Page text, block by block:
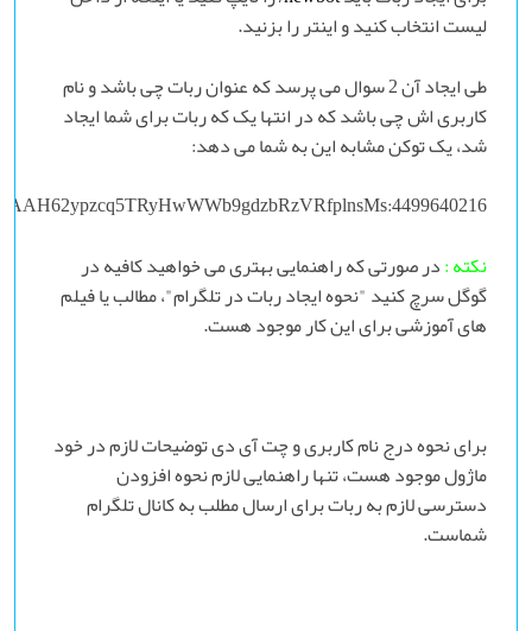
لیست انتخاب کنید و اینتر را بزنید.
طی ایجاد آن 2 سوال می پرسد که عنوان ربات چی باشد و نام
کاربری اش چی باشد که در انتها یک که ربات برای شما ایجاد
شد، یک توکن مشابه این به شما می دهد:
4499640216:AAH62ypzcq5TRyHwWWb9gdzbRzVRfplnsMs
نکته :در صورتی که راهنمایی بهتری می خواهید کافیه در
گوگل سرچ کنید "نحوه ایجاد ربات در تلگرام"، مطالب یا فیلم
های آموزشی برای این کار موجود هست.
برای نحوه درج نام کاربری و چت آی دی توضیحات لازم در خود
ماژول موجود هست، تنها راهنمایی لازم نحوه افزودن
دسترسی لازم به ربات برای ارسال مطلب به کانال تلگرام
شماست.